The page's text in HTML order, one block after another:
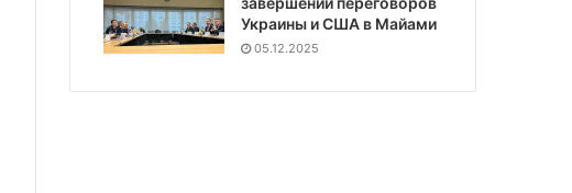
Украины и США в Майами
05.12.2025